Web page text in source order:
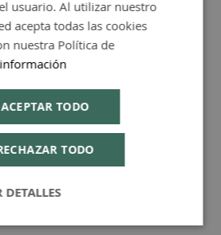
Compra Producto
ENGLISH
usuario. Al utilizar nuestro
acepta todas las cookies
nuestra Política de
ACEPTAR TODO
TODO